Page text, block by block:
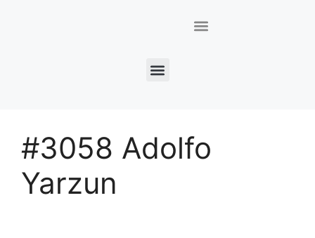
#3058 Adolfo
Yarzun